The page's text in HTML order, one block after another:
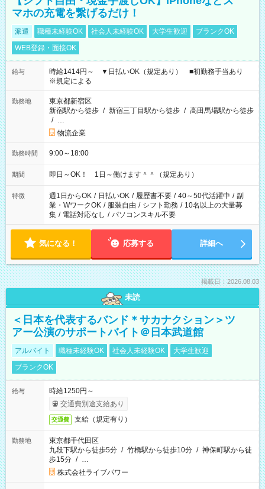
マホの充電を繋げるだけ！
派遣 職種未経験OK 社会人未経験OK 大学生歓迎
ブランクOK
WEB登録・面接OK
給与
時給1414円～ ▼日払いOK（規定あり） ■初勤務手当あり
※規定による
勤務地
東京都新宿区
新宿駅から徒歩 / 新宿三丁目駅から徒歩 / 高田馬場駅から徒歩
/ …
物流企業
勤務時間 9:00～18:00
期間 即日～OK！ 1日～働けます＾＾（規定あり）
特徴 週1日からOK / 日払いOK / 履歴書不要 / 40～50代活躍中 / 副
業・WワークOK / 服装自由 / シフト勤務 / 10名以上の大量募
集 / 電話対応なし / パソコンスキル不要
気になる！ 応募する 詳細へ
掲載日：2026.08.03
未読
＜日本を代表するバンド＊サカナクション＞ツ
アー公演のサポートバイト＠日本武道館
アルバイト 職種未経験OK 社会人未経験OK
大学生歓迎
ブランクOK
給与
時給1250円～
交通費別途支給あり
交通費 支給（規定有り）
勤務地
東京都千代田区
九段下駅から徒歩5分 / 竹橋駅から徒歩10分 / 神保町駅から徒
歩15分 / …
株式会社ライブパワー